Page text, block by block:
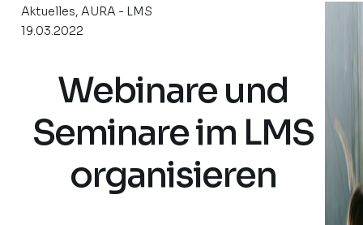
Aktuelles, AURA - LMS
19.03.2022
Webinare und
Seminare im LMS
organisieren